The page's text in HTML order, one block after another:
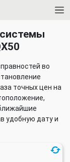
во
точных цен на
удобную дату и